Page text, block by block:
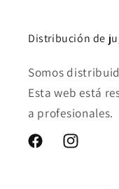
Distribución de
Somos
Esta web está
a profesionales.
FacebookInstagram